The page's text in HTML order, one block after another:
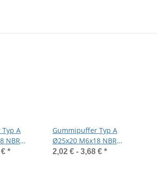
A
NBR
verzinkt
€*
Gummipuffer Typ A
Ø25x20 M6x18 NBR
55°Shore Stahl verzinkt
2,02 € - 3,68 € *